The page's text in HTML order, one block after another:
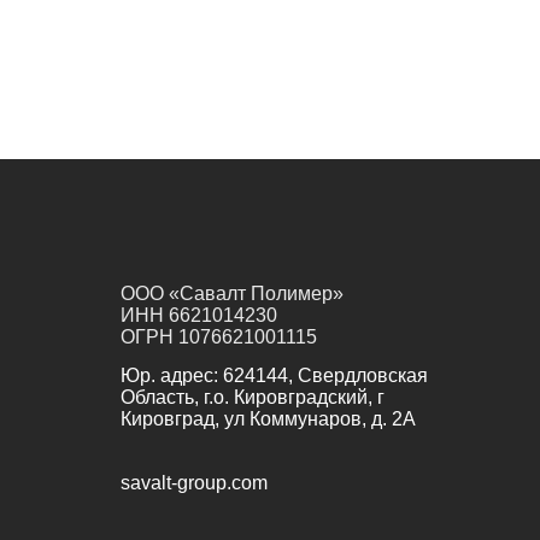
ООО «Савалт Полимер»
ИНН 6621014230
ОГРН 1076621001115
Юр. адрес: 624144, Свердловская
Область, г.о. Кировградский, г
Кировград, ул Коммунаров, д. 2А
savalt-group.com